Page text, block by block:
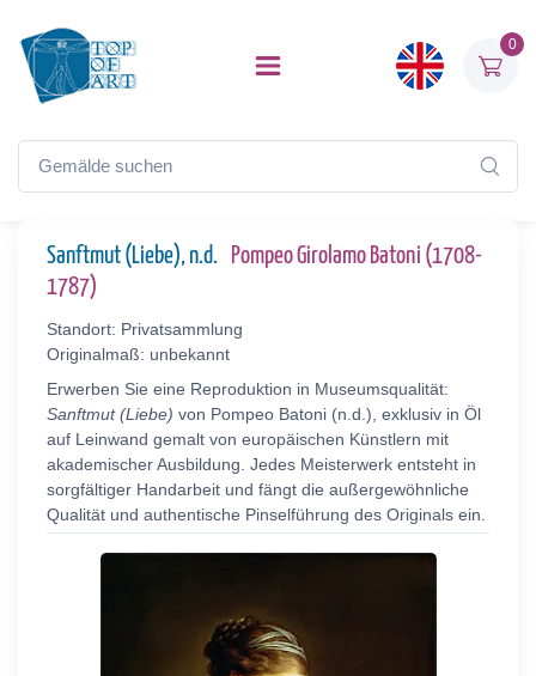
0
Sanftmut (Liebe), n.d.
Pompeo Girolamo Batoni (1708-
1787)
Standort: Privatsammlung
Originalmaß: unbekannt
Erwerben Sie eine Reproduktion in Museumsqualität:
Sanftmut (Liebe) von Pompeo Batoni (n.d.), exklusiv in Öl
auf Leinwand gemalt von europäischen Künstlern mit
akademischer Ausbildung. Jedes Meisterwerk entsteht in
sorgfältiger Handarbeit und fängt die außergewöhnliche
Qualität und authentische Pinselführung des Originals ein.